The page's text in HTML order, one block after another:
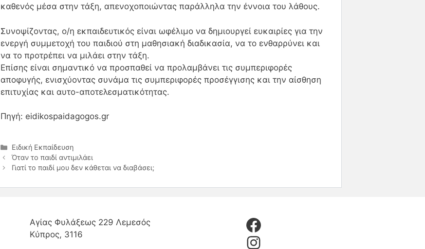
καθενός μέσα στην τάξη, απενοχοποιώντας παράλληλα την έννοια του λάθους.
Συνοψίζοντας, ο/η εκπαιδευτικός είναι ωφέλιμο να δημιουργεί ευκαιρίες για την
ενεργή συμμετοχή του παιδιού στη μαθησιακή διαδικασία, να το ενθαρρύνει και
να το προτρέπει να μιλάει στην τάξη.
Επίσης είναι σημαντικό να προσπαθεί να προλαμβάνει τις συμπεριφορές
αποφυγής, ενισχύοντας συνάμα τις συμπεριφορές προσέγγισης και την αίσθηση
επιτυχίας και αυτο-αποτελεσματικότητας.
Πηγή: eidikospaidagogos.gr
Ειδική Εκπαίδευση
Όταν το παιδί αντιμιλάει
Γιατί το παιδί μου δεν κάθεται να διαβάσει;
Αγίας Φυλάξεως 229 Λεμεσός
Κύπρος, 3116